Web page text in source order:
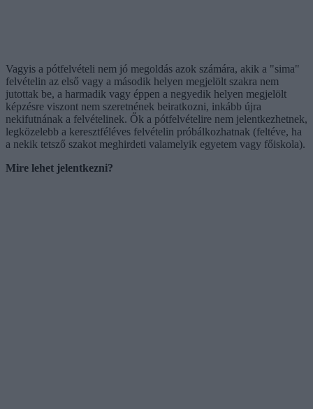
Vagyis a pótfelvételi nem jó megoldás azok számára, akik a "sima"
felvételin az első vagy a második helyen megjelölt szakra nem
jutottak be, a harmadik vagy éppen a negyedik helyen megjelölt
képzésre viszont nem szeretnének beiratkozni, inkább újra
nekifutnának a felvételinek. Ők a pótfelvételire nem jelentkezhetnek,
legközelebb a keresztféléves felvételin próbálkozhatnak (feltéve, ha
a nekik tetsző szakot meghirdeti valamelyik egyetem vagy főiskola).
Mire lehet jelentkezni?